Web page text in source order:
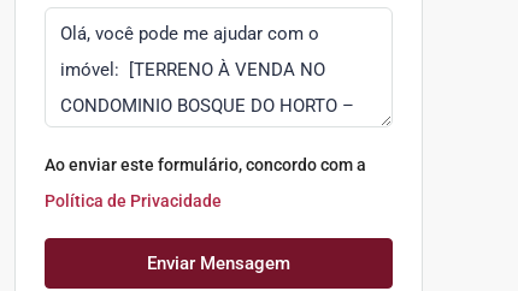
Ao enviar este formulário, concordo com a
Política de Privacidade
Enviar Mensagem